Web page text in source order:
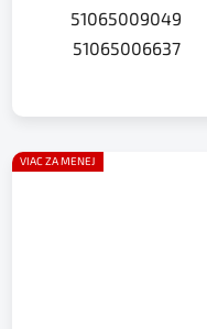
51065009049
51065006637
VIAC ZA MENEJ